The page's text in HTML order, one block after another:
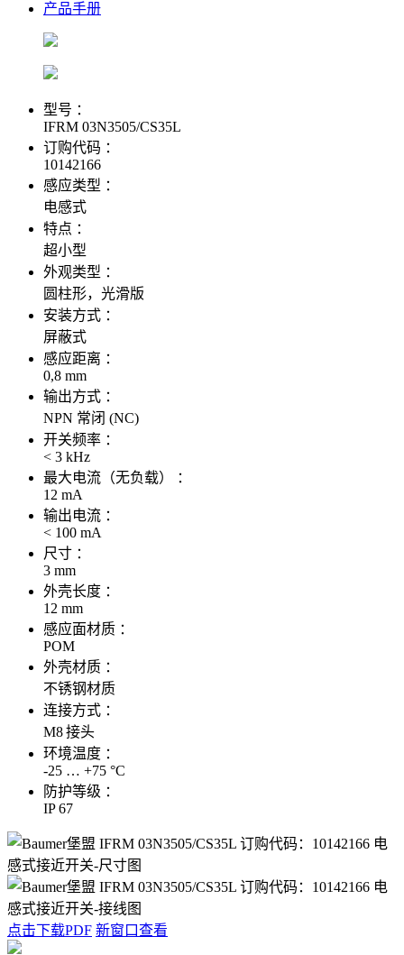
产品手册
型号 ：
IFRM 03N3505/CS35L
订购代码 ：
10142166
感应类型 ：
电感式
特点 ：
超小型
外观类型 ：
圆柱形，光滑版
安装方式 ：
屏蔽式
感应距离 ：
0,8 mm
输出方式 ：
NPN 常闭 (NC)
开关频率 ：
< 3 kHz
最大电流（无负载） ：
12 mA
输出电流 ：
< 100 mA
尺寸 ：
3 mm
外壳长度 ：
12 mm
感应面材质 ：
POM
外壳材质 ：
不锈钢材质
连接方式 ：
M8 接头
环境温度 ：
-25 … +75 °C
防护等级 ：
IP 67
点击下载PDF 新窗口查看